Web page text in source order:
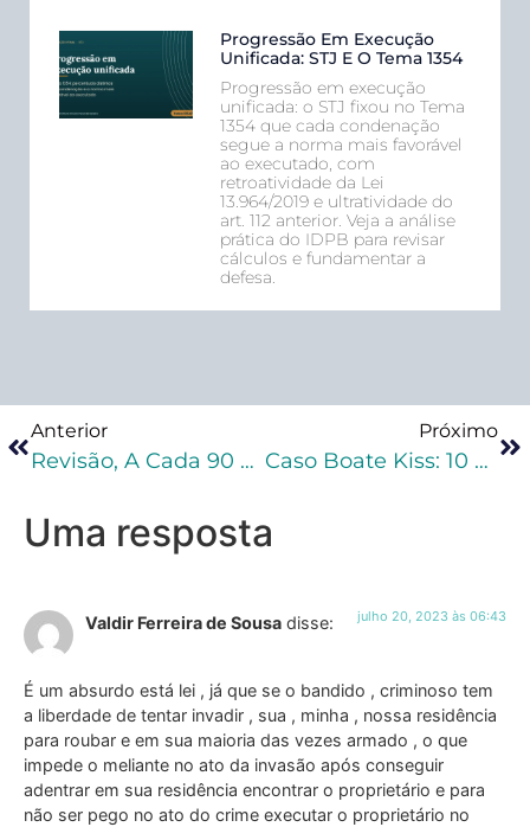
Progressão Em Execução
Unificada: STJ E O Tema 1354
Progressão em execução
unificada: o STJ fixou no Tema
1354 que cada condenação
segue a norma mais favorável
ao executado, com
retroatividade da Lei
13.964/2019 e ultratividade do
art. 112 anterior. Veja a análise
prática do IDPB para revisar
cálculos e fundamentar a
defesa.
Anterior
Revisão, A Cada 90 Dias, Da Necessidade De Manutenção Da Prisão Preventiva – Caso Roberto Jefferson
Próximo
Caso Boate Kiss: 10 Anos Da Tragédia E Legislação Preventiva Foi Principal Consequência
Uma resposta
Valdir Ferreira de Sousa disse: julho 20, 2023 às 06:43
É um absurdo está lei , já que se o bandido , criminoso tem
a liberdade de tentar invadir , sua , minha , nossa residência
para roubar e em sua maioria das vezes armado , o que
impede o meliante no ato da invasão após conseguir
adentrar em sua residência encontrar o proprietário e para
não ser pego no ato do crime executar o proprietário no